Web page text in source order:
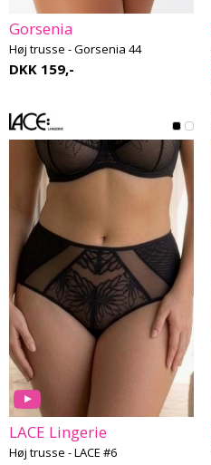
Gorsenia
Høj trusse - Gorsenia 44
DKK 159,-
LACE Lingerie
Høj trusse - LACE #6